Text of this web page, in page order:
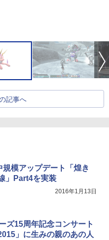
記事へ
規模アップデート「煌き
」Part4を実装
2016年1月13日
ズ15周年記念コンサート
」に生みの親のあの人